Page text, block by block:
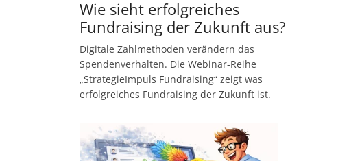
Wie sieht erfolgreiches
Fundraising der Zukunft aus?
Digitale Zahlmethoden verändern das
Spendenverhalten. Die Webinar-Reihe
„StrategieImpuls Fundraising“ zeigt was
erfolgreiches Fundraising der Zukunft ist.